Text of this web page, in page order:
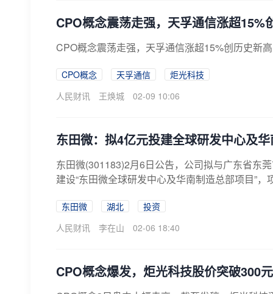
CPO概念震荡走强，天孚通信涨超15%
CPO概念震荡走强，天孚通信涨超15%创历史新
CPO概念 天孚通信
炬光科技
人民财讯
王焕城 02-09 10:06
东田微：拟4亿元投建全球研发中心及
东田微(301183)2月6日公告，公司拟与广东省东
建设“东田微全球研发中心及华南制造总部项目”
东田微 湖北
投资
人民财讯
李在山 02-06 18:40
CPO概念爆发，炬光科技股价突破300